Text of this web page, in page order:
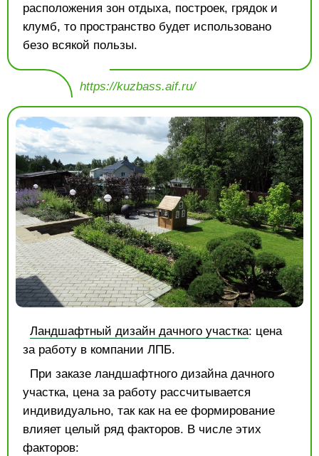
расположения зон отдыха, построек, грядок и
клумб, то пространство будет использовано
безо всякой пользы.
https://kuzbass.aif.ru/
Ландшафтный дизайн дачного участка: цена
за работу в компании ЛПБ.
При заказе ландшафтного дизайна дачного
участка, цена за работу рассчитывается
индивидуально, так как на ее формирование
влияет целый ряд факторов. В числе этих
факторов: